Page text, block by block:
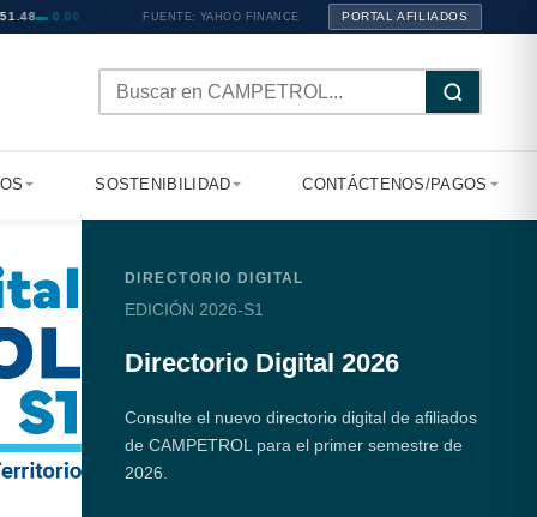
0.00 FUENTE: YAHOO FINANCE PORTAL AFILIADOS
SOSTENIBILIDAD CONTÁCTENOS/PAGOS
DIRECTORIO DIGITAL
EDICIÓN 2026-S1
Directorio Digital 2026
Consulte el nuevo directorio digital de afiliados
de CAMPETROL para el primer semestre de
2026.